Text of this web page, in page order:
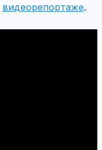
видеорепортаже.